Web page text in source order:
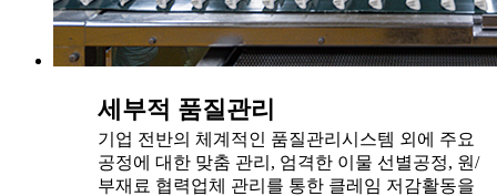
세부적 품질관리
기업 전반의 체계적인 품질관리시스템 외에 주요
공정에 대한 맞춤 관리, 엄격한 이물 선별공정, 원/
부재료 협력업체 관리를 통한 클레임 저감활동을